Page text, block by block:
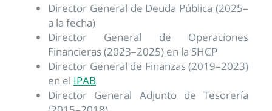
Director General de Deuda Pública (2025–
a la fecha)
Director General de Operaciones
Financieras (2023–2025) en la SHCP
Director General de Finanzas (2019–2023)
en el IPAB
Director General Adjunto de Tesorería